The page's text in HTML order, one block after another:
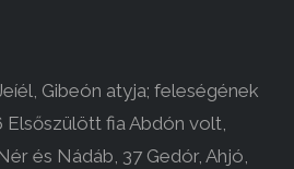
Gibeón atyja; feleségének
Elsőszülött fia Abdón volt,
és Nádáb, 37 Gedór, Ahjó,